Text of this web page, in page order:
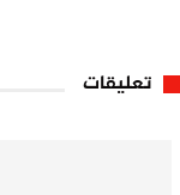
تعليقات